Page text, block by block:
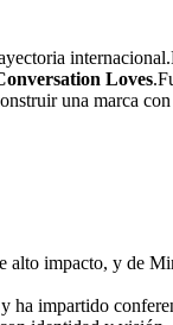
Loves
una marca
impacto, y de
impartido